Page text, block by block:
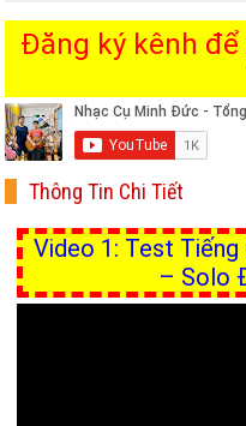
Đăng ký kênh
Thông Tin Chi Tiết
Video 1: Test Tiếng
– Solo